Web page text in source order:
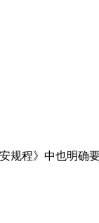
程》中也明确